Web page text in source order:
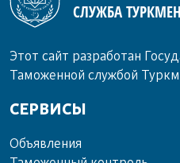
СЛУЖБА
Этот сайт разработан
Таможенной службой
СЕРВИСЫ
Объ­яв­ле­ния